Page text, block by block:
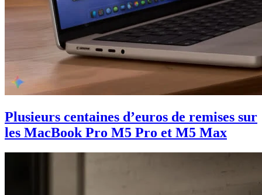
Plusieurs centaines d’euros de remises sur
les MacBook Pro M5 Pro et M5 Max